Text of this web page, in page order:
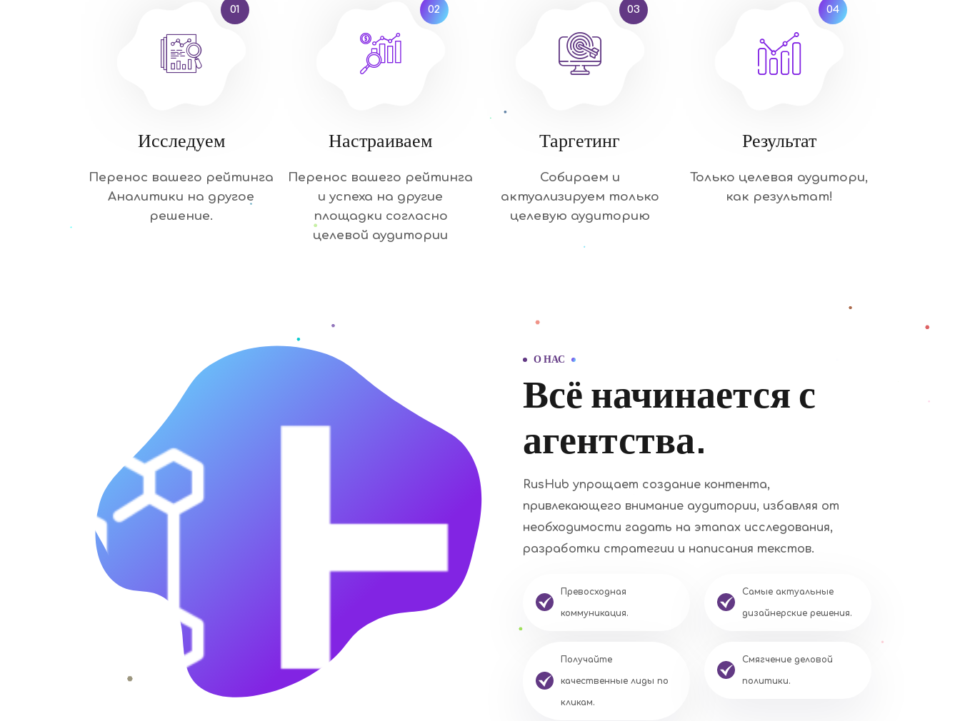
01
Исследуем
Перенос вашего рейтинга
Аналитики на другое
решение.
02
Настраиваем
Перенос вашего рейтинга
и успеха на другие
площадки согласно
целевой аудитории
03
Таргетинг
Собираем и
актуализируем только
целевую аудиторию
04
Результат
Только целевая аудитори,
как результат!
О НАС
Всё начинается с
агентства.
RusHub упрощает создание контента,
привлекающего внимание аудитории, избавляя от
необходимости гадать на этапах исследования,
разработки стратегии и написания текстов.
Превосходная
коммуникация.
Получайте
качественные лиды по
кликам.
Самые актуальные
дизайнерские решения.
Смягчение деловой
политики.